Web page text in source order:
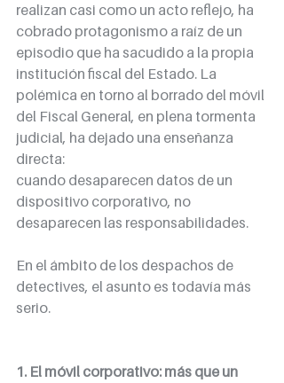
realizan casi como un acto reflejo, ha
cobrado protagonismo a raíz de un
episodio que ha sacudido a la propia
institución fiscal del Estado. La
polémica en torno al borrado del móvil
del Fiscal General, en plena tormenta
judicial, ha dejado una enseñanza
directa:
cuando desaparecen datos de un
dispositivo corporativo, no
desaparecen las responsabilidades.
En el ámbito de los despachos de
detectives, el asunto es todavía más
serio.
1. El móvil corporativo: más que un